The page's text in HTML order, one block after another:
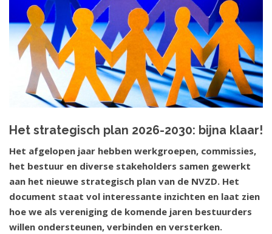
Het strategisch plan 2026-2030: bijna klaar!
Het afgelopen jaar hebben werkgroepen, commissies,
het bestuur en diverse stakeholders samen gewerkt
aan het nieuwe strategisch plan van de NVZD. Het
document staat vol interessante inzichten en laat zien
hoe we als vereniging de komende jaren bestuurders
willen ondersteunen, verbinden en versterken.